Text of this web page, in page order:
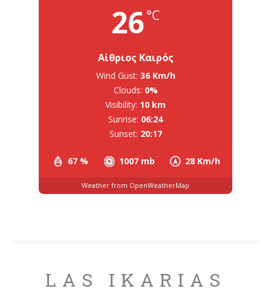
26°C
Αίθριος Καιρός
67 % 1007 mb 28 Km/h
Wind Gust: 36 Km/h
Clouds: 0%
Visibility: 10 km
Sunrise: 06:24
Sunset: 20:17
Weather from OpenWeatherMap
LAS IKARIAS